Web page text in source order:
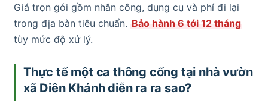
Giá trọn gói gồm nhân công, dụng cụ và phí đi lại
trong địa bàn tiêu chuẩn. Bảo hành 6 tới 12 tháng
tùy mức độ xử lý.
Thực tế một ca thông cống tại nhà vườn
xã Diên Khánh diễn ra ra sao?